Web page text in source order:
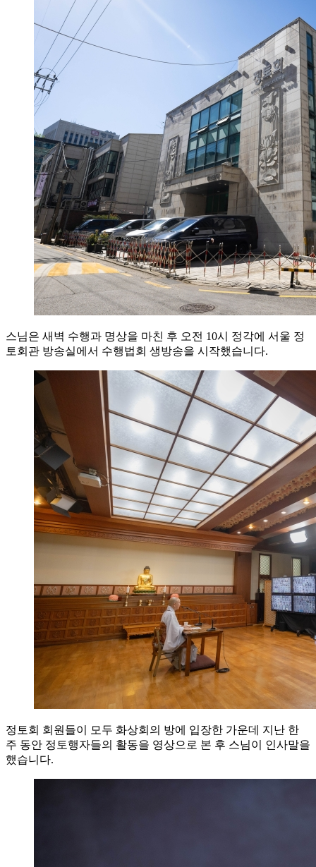
스님은 새벽 수행과 명상을 마친 후 오전 10시 정각에 서울 정
토회관 방송실에서 수행법회 생방송을 시작했습니다.
정토회 회원들이 모두 화상회의 방에 입장한 가운데 지난 한
주 동안 정토행자들의 활동을 영상으로 본 후 스님이 인사말을
했습니다.